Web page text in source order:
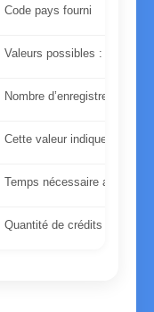
Code pays fourni
Valeurs possibles : homme,
Nombre d’enregistrements
Cette valeur indique la
Temps nécessaire au
Quantité de crédits utilisés